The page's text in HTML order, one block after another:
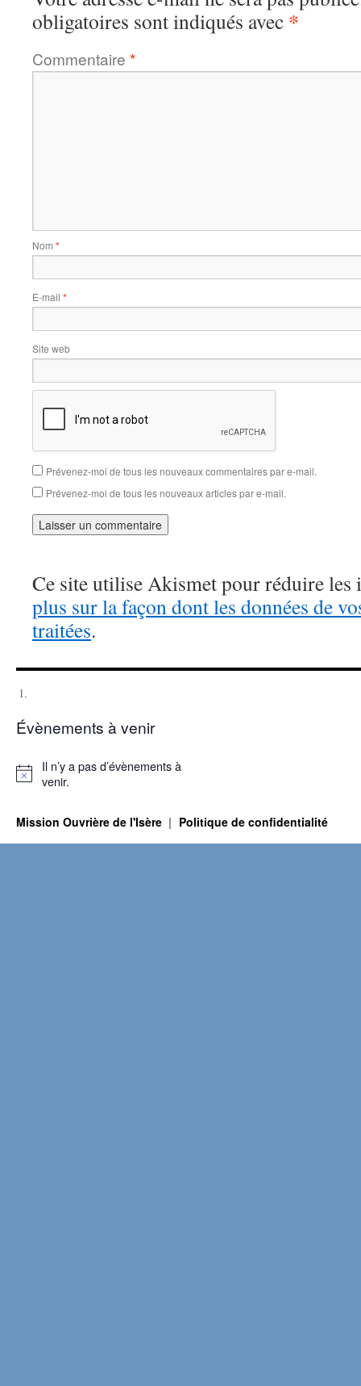
obligatoires sont indiqués avec *
Commentaire *
Nom *
E-mail *
Site web
Prévenez-moi de tous les nouveaux commentaires par e-mail.
Prévenez-moi de tous les nouveaux articles par e-mail.
Ce site utilise Akismet pour réduire les
plus sur la façon dont les données de
traitées.
Évènements à venir
Notice
Il n’y a pas d’évènements à
venir.
Mission Ouvrière de l'Isère Politique de confidentialité